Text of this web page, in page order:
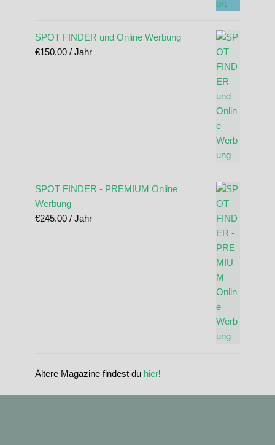
SPOT FINDER und Online Werbung
€150.00 / Jahr
SPOT FINDER - PREMIUM Online
Werbung
€245.00 / Jahr
Ältere Magazine findest du hier!